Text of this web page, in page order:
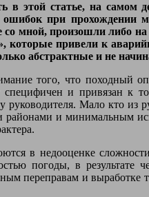
этой статье, на самом
ошибок при
мной, произошли либо
которые привели к
абстрактные и не
того, что походный
и привязан к
руководителя. Мало кто
и минимальным
в недооценке
погоды, в
переправам и выработке